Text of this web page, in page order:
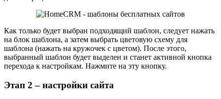
Как только будет выбран подходящий шаблон, следует нажать
на блок шаблона, а затем выбрать цветовую схему для
шаблона (нажать на кружочек с цветом). После этого,
выбранный шаблон будет выделен и станет активной кнопка
перехода к настройкам. Нажмите на эту кнопку.
Этап 2 – настройки сайта